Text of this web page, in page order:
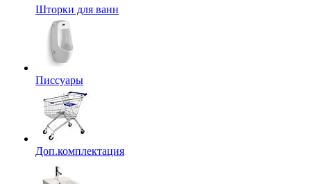
Шторки для ванн
Писсуары
Доп.комплектация